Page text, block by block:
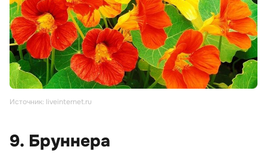
Источник: liveinternet.ru
9. Бруннера